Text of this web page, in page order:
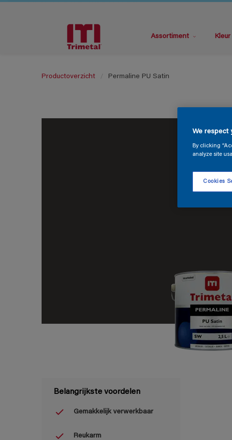
Assortiment Kleur
Productoverzicht Permaline PU Satin
Belangrijkste voordelen
Gemakkelijk verwerkbaar
Reukarm
We respect
By clicking
analyze site
Cookies